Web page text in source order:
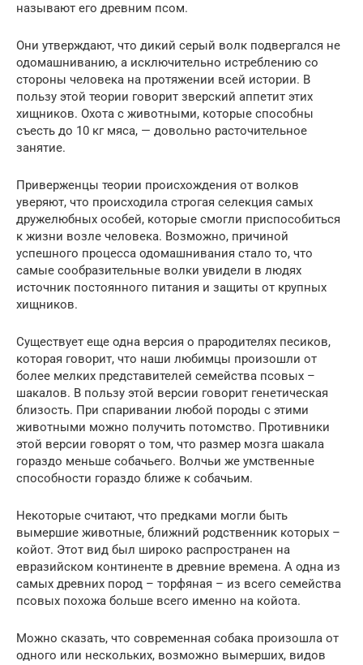
называют его древним псом.
Они утверждают, что дикий серый волк подвергался не
одомашниванию, а исключительно истреблению со
стороны человека на протяжении всей истории. В
пользу этой теории говорит зверский аппетит этих
хищников. Охота с животными, которые способны
съесть до 10 кг мяса, — довольно расточительное
занятие.
Приверженцы теории происхождения от волков
уверяют, что происходила строгая селекция самых
дружелюбных особей, которые смогли приспособиться
к жизни возле человека. Возможно, причиной
успешного процесса одомашнивания стало то, что
самые сообразительные волки увидели в людях
источник постоянного питания и защиты от крупных
хищников.
Существует еще одна версия о прародителях песиков,
которая говорит, что наши любимцы произошли от
более мелких представителей семейства псовых –
шакалов. В пользу этой версии говорит генетическая
близость. При спаривании любой породы с этими
животными можно получить потомство. Противники
этой версии говорят о том, что размер мозга шакала
гораздо меньше собачьего. Волчьи же умственные
способности гораздо ближе к собачьим.
Некоторые считают, что предками могли быть
вымершие животные, ближний родственник которых –
койот. Этот вид был широко распространен на
евразийском континенте в древние времена. А одна из
самых древних пород – торфяная – из всего семейства
псовых похожа больше всего именно на койота.
Можно сказать, что современная собака произошла от
одного или нескольких, возможно вымерших, видов